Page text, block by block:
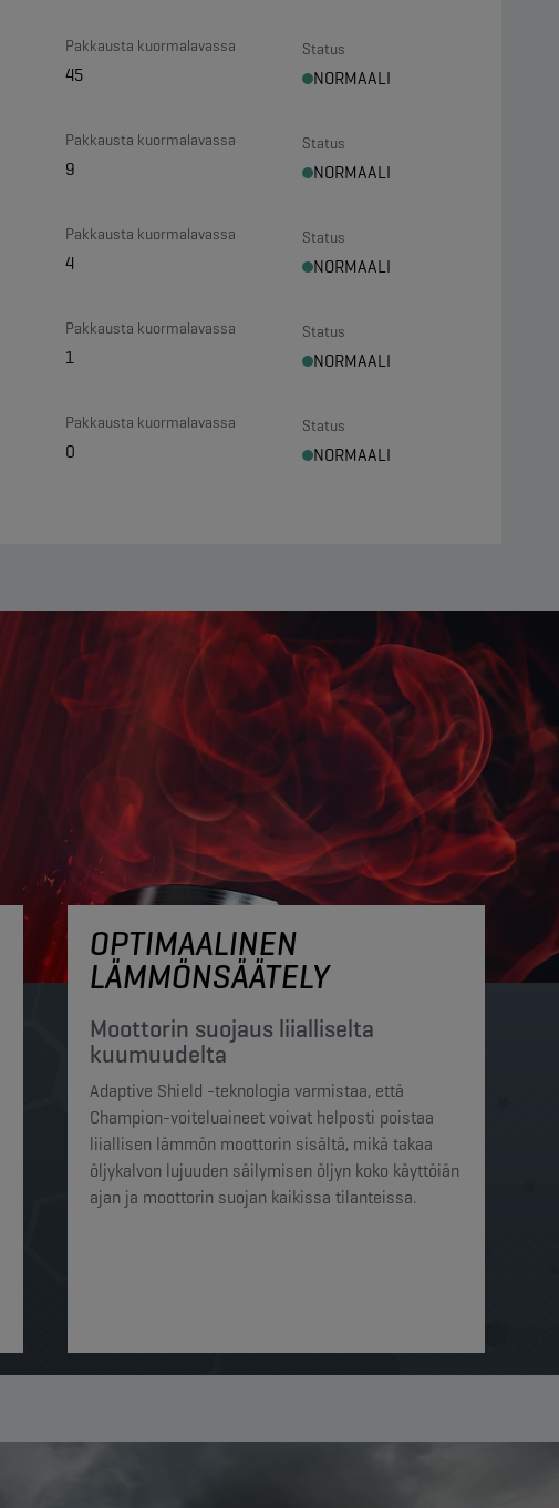
Pakkausta kuormalavassa
45
Status
NORMAALI
Pakkausta kuormalavassa
9
Status
NORMAALI
Pakkausta kuormalavassa
4
Status
NORMAALI
Pakkausta kuormalavassa
1
Status
NORMAALI
Pakkausta kuormalavassa
0
Status
NORMAALI
OPTIMAALINEN
LÄMMÖNSÄÄTELY
Moottorin suojaus liialliselta
kuumuudelta​​
Adaptive Shield -teknologia varmistaa, että
Champion-voiteluaineet voivat helposti poistaa
liiallisen lämmön moottorin sisältä, mikä takaa
öljykalvon lujuuden säilymisen öljyn koko käyttöiän
ajan ja moottorin suojan kaikissa tilanteissa.